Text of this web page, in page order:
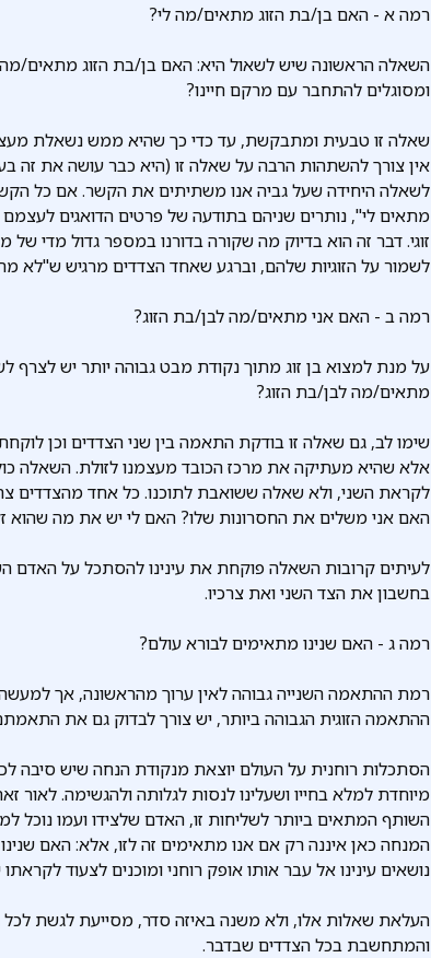
רמה א - האם בן/בת הזוג מתאים/מה לי?
השאלה הראשונה שיש לשאול היא: האם בן/בת הזוג מתאים/מה
ומסוגלים להתחבר עם מרקם חיינו?
שאלה זו טבעית ומתבקשת, עד כדי כך שהיא ממש נשאלת
אין צורך להשתהות הרבה על שאלה זו (היא כבר עושה את זה
לשאלה היחידה שעל גביה אנו משתיתים את הקשר. אם כל
מתאים לי", נותרים שניהם בתודעה של פרטים הדואגים לעצמם
זוגי. דבר זה הוא בדיוק מה שקורה בדורנו במספר גדול מדי
לשמור על הזוגיות שלהם, וברגע שאחד הצדדים מרגיש ש"לא
רמה ב - האם אני מתאים/מה לבן/בת הזוג?
על מנת למצוא בן זוג מתוך נקודת מבט גבוהה יותר יש
מתאים/מה לבן/בת הזוג?
שימו לב, גם שאלה זו בודקת התאמה בין שני הצדדים וכן
אלא שהיא מעתיקה את מרכז הכובד מעצמנו לזולת. השאלה
לקראת השני, ולא שאלה ששואבת לתוכנו. כל אחד מהצדדים
האם אני משלים את החסרונות שלו? האם לי יש את מה שהוא
לעיתים קרובות השאלה פוקחת את עינינו להסתכל על האדם
בחשבון את הצד השני ואת צרכיו.
רמה ג - האם שנינו מתאימים לבורא עולם?
רמת ההתאמה השנייה גבוהה לאין ערוך מהראשונה, אך למעשה
ההתאמה הזוגית הגבוהה ביותר, יש צורך לבדוק גם את
הסתכלות רוחנית על העולם יוצאת מנקודת הנחה שיש סיבה
מיוחדת למלא בחייו ושעלינו לנסות לגלותה ולהגשימה.
השותף המתאים ביותר לשליחות זו, האדם שלצידו ועמו נוכל
המנחה כאן איננה רק אם אנו מתאימים זה לזו, אלא: האם
נושאים עינינו אל עבר אותו אופק רוחני ומוכנים לצעוד לקראתו
העלאת שאלות אלו, ולא משנה באיזה סדר, מסייעת לגשת
והמתחשבת בכל הצדדים שבדבר.